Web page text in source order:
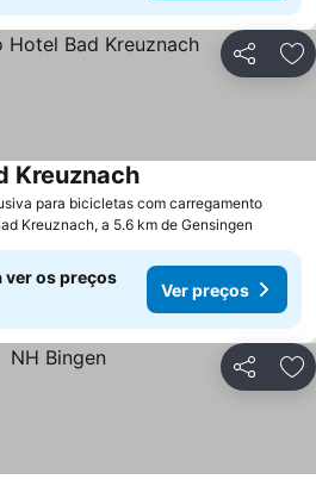
Partilhar
para bicicletas com carregamento
Kreuznach
Kreuznach, a 5.6 km de Gensingen
ver os preços
Ver preços
Partilhar